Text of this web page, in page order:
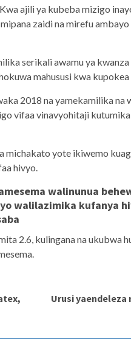
ajili ya kubeba mizigo
zaidi na mirefu
serikali awamu ya
mahususi kwa
2018 na yamekamilika na
vifaa vinavyohitaji
michakato yote ikiwemo
hivyo.
walinunua
walilazimika kufanya
2.6, kulingana na ukubwa
Urusi